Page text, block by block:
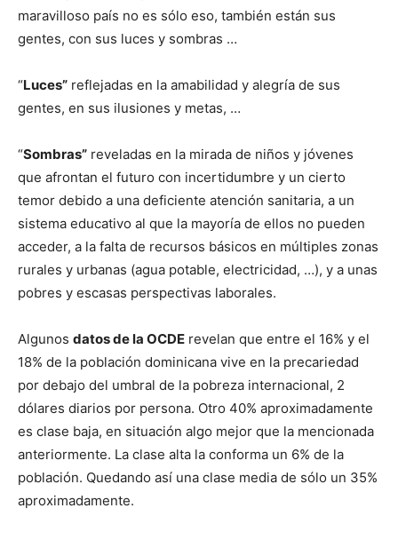
maravilloso país no es sólo eso, también están sus
gentes, con sus luces y sombras …
“Luces” reflejadas en la amabilidad y alegría de sus
gentes, en sus ilusiones y metas, …
“Sombras” reveladas en la mirada de niños y jóvenes
que afrontan el futuro con incertidumbre y un cierto
temor debido a una deficiente atención sanitaria, a un
sistema educativo al que la mayoría de ellos no pueden
acceder, a la falta de recursos básicos en múltiples zonas
rurales y urbanas (agua potable, electricidad, …), y a unas
pobres y escasas perspectivas laborales.
Algunos datos de la OCDE revelan que entre el 16% y el
18% de la población dominicana vive en la precariedad
por debajo del umbral de la pobreza internacional, 2
dólares diarios por persona. Otro 40% aproximadamente
es clase baja, en situación algo mejor que la mencionada
anteriormente. La clase alta la conforma un 6% de la
población. Quedando así una clase media de sólo un 35%
aproximadamente.